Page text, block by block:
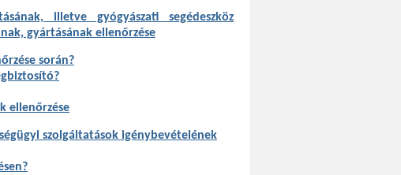
illetve gyógyászati segédeszköz
gyártásának ellenőrzése
során?
ellenőrzése
szolgáltatások igénybevételének